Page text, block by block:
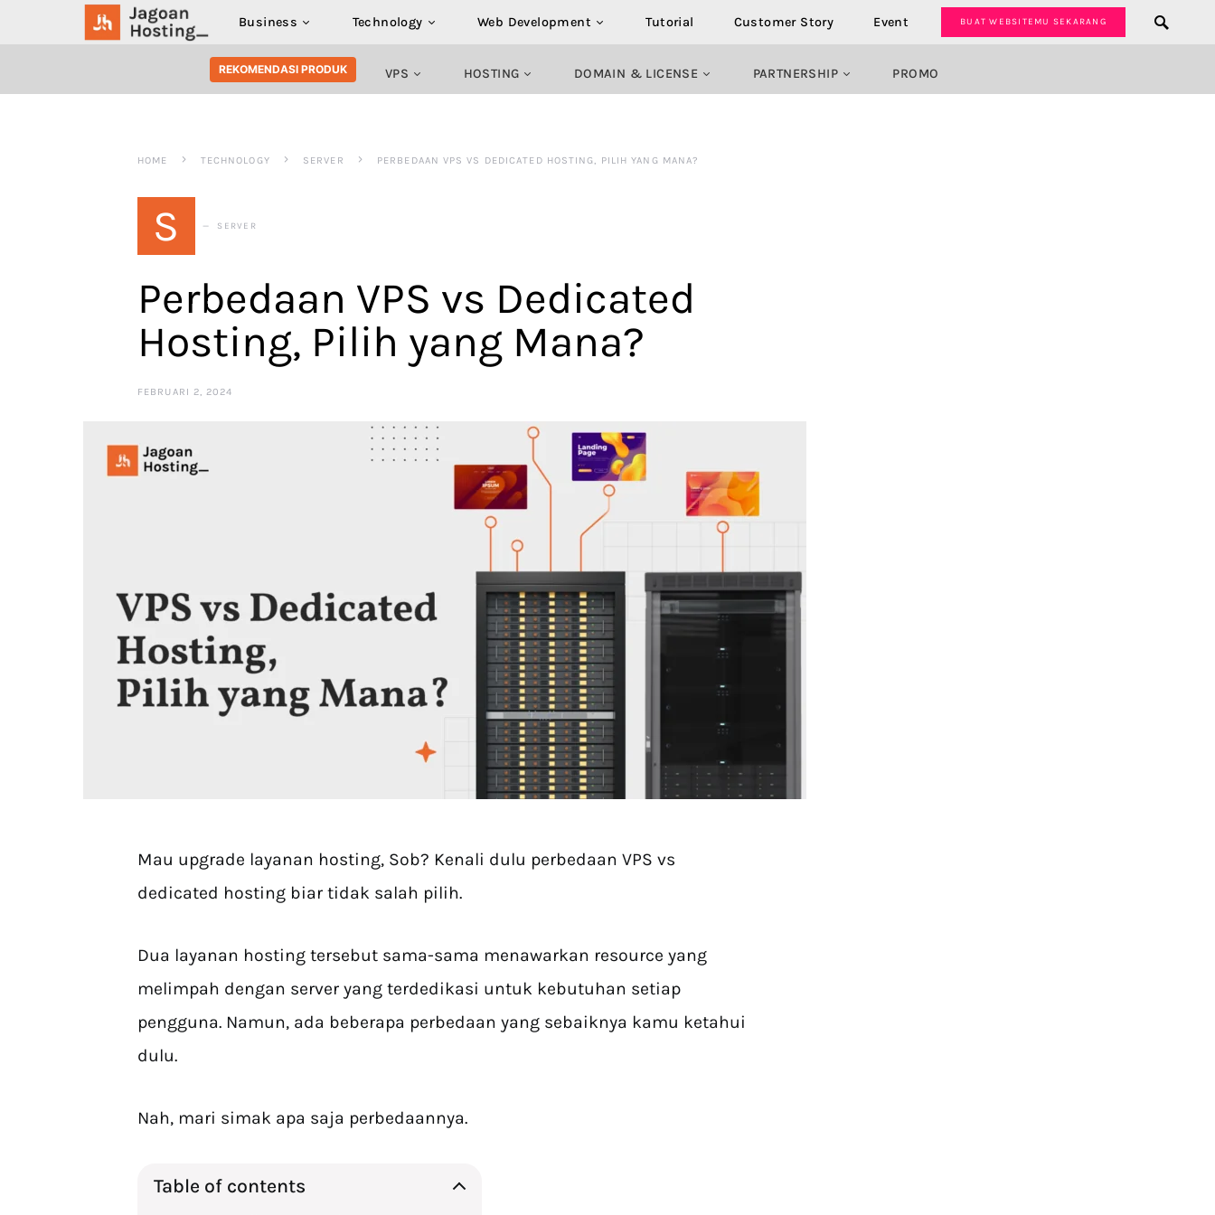
Business Technology Web Development Tutorial Customer Story Event BUAT WEBSITEMU SEKARANG
SEARCH FOR:
REKOMENDASI PRODUK VPS HOSTING DOMAIN & LICENSE PARTNERSHIP PROMO
HOME TECHNOLOGY SERVER PERBEDAAN VPS VS DEDICATED HOSTING, PILIH YANG MANA?
S SERVER
Perbedaan VPS vs Dedicated
Hosting, Pilih yang Mana?
FEBRUARI 2, 2024
Mau upgrade layanan hosting, Sob? Kenali dulu perbedaan VPS vs
dedicated hosting biar tidak salah pilih.
Dua layanan hosting tersebut sama-sama menawarkan resource yang
melimpah dengan server yang terdedikasi untuk kebutuhan setiap
pengguna. Namun, ada beberapa perbedaan yang sebaiknya kamu ketahui
dulu.
Nah, mari simak apa saja perbedaannya.
Table of contents